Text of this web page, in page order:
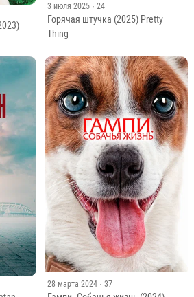
3 июля 2025 · 24
Горячая штучка (2025) Pretty
Thing
28 марта 2024 · 37